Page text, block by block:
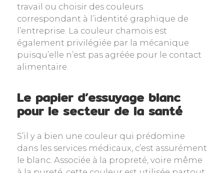
travail ou choisir des couleurs
correspondant à l’identité graphique de
l’entreprise. La couleur chamois est
également privilégiée par la mécanique
puisqu’elle n’est pas agréée pour le contact
alimentaire.
Le papier d’essuyage blanc
pour le secteur de la santé
S’il y a bien une couleur qui prédomine
dans les services médicaux, c’est assurément
le blanc. Associée à la propreté, voire même